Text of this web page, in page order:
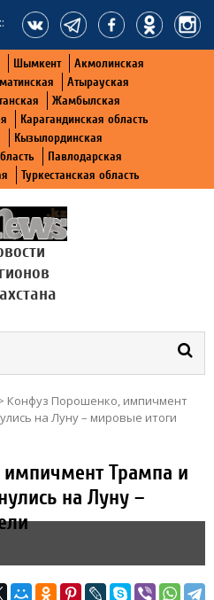
Шымкент
Акмолинская
Атырауская
Жамбылская
Карагандинская область
Кызылординская
Павлодарская
Туркестанская область
Конфуз Порошенко, импичмент
на Луну – мировые итоги
Трампа и
на Луну –